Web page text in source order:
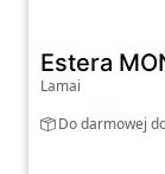
Estera
Lamai
Do darmowej